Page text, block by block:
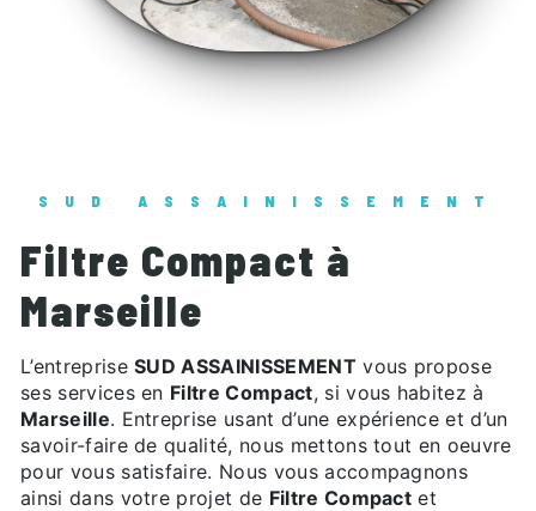
SUD ASSAINISSEMENT
Filtre Compact à
Marseille
L’entrepriseSUD ASSAINISSEMENTvous propose
ses services en Filtre Compact, si vous habitez à
Marseille. Entreprise usant d’une expérience et d’un
savoir-faire de qualité, nous mettons tout en oeuvre
pour vous satisfaire. Nous vous accompagnons
ainsi dans votre projet de Filtre Compact et